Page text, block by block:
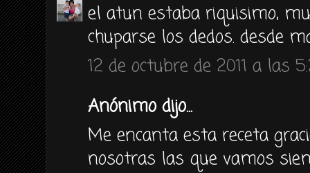
el atun estaba riquisimo,
chuparse los dedos. desde
12 de octubre de 2011 a las
Anónimo dijo...
Me encanta esta receta
nosotras las que vamos